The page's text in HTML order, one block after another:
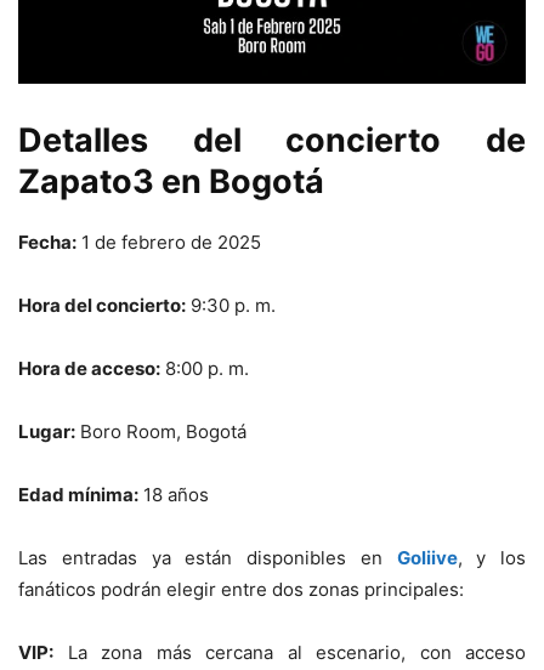
Detalles del concierto de
Zapato3 en Bogotá
Fecha: 1 de febrero de 2025
Hora del concierto: 9:30 p. m.
Hora de acceso: 8:00 p. m.
Lugar: Boro Room, Bogotá
Edad mínima: 18 años
Las entradas ya están disponibles en Goliive, y los
fanáticos podrán elegir entre dos zonas principales:
VIP: La zona más cercana al escenario, con acceso